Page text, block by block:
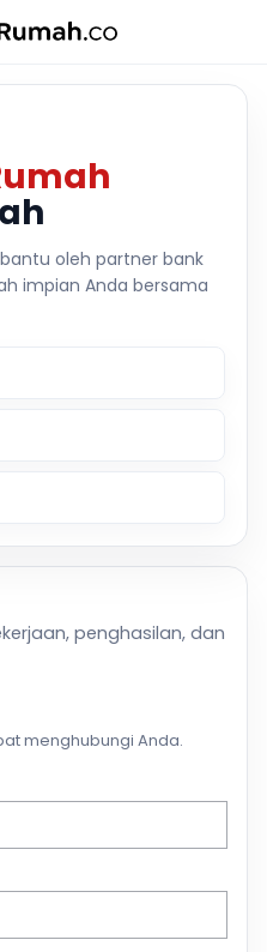
oleh partner bank
impian Anda bersama
penghasilan, dan
menghubungi Anda.